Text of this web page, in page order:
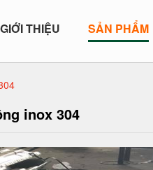
GIỚI THIỆU SẢN PHẨM
inox 304